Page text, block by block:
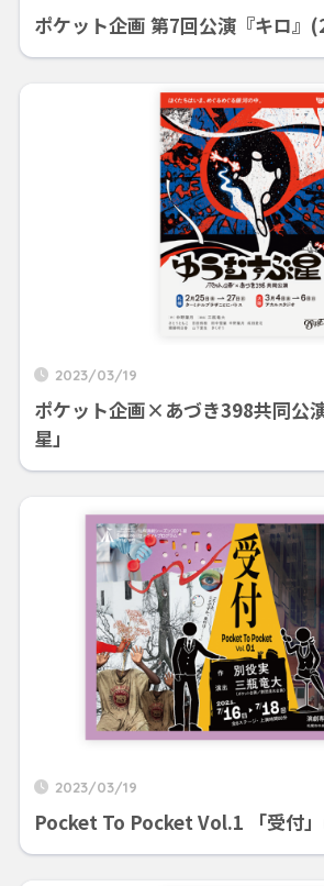
ポケット企画 第7回公演『キロ』
2023/03/19
ポケット企画×あづき398共同公
星」
2023/03/19
Pocket To Pocket Vol.1 「受付